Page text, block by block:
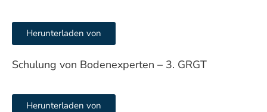
Herunterladen von
Schulung von Bodenexperten – 3. GRGT
Herunterladen von